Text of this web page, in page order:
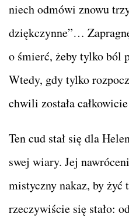
niech odmówi znowu
dziękczynne”…
o śmierć, żeby tylko ból
Wtedy, gdy tylko
chwili została
Ten cud stał się dla
swej wiary. Jej
mistyczny nakaz, by
rzeczywiście się stało: